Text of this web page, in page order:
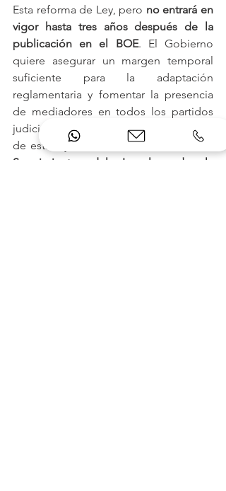
Esta reforma de Ley, pero no entrará en
vigor hasta tres años después de la
publicación en el BOE. El Gobierno
quiere asegurar un margen temporal
suficiente para la adaptación
reglamentaria y fomentar la presencia
de mediadores en todos los partidos
judiciales. Para el buen cumplimiento
de esta ley se creará una Comisión de
Seguimiento del Impulso de la